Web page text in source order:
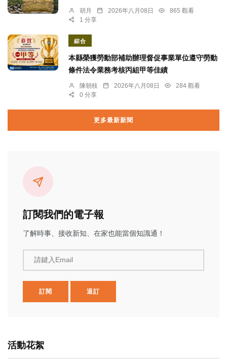
胡月 2026年八月08日
865 觀看
1 分享
綜合
本縣榮獲勞動部補助辦理督促事業單位遵守勞動
條件法令業務考核丙組甲等佳績
陳朝枝 2026年八月08日
284 觀看
0 分享
更多最新新聞
訂閱我們的電子報
了解時事、接收新知、在家也能當個知識通！
請鍵入Email
訂閱 退訂
活動花絮